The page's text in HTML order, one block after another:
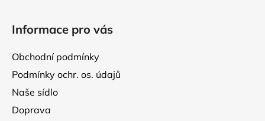
Informace pro vás
Obchodní podmínky
Podmínky ochr. os. údajů
Naše sídlo
Doprava